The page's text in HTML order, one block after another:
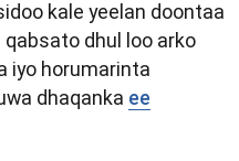
kale yeelan doontaa
dhul loo arko
iyo horumarinta
dhaqanka ee